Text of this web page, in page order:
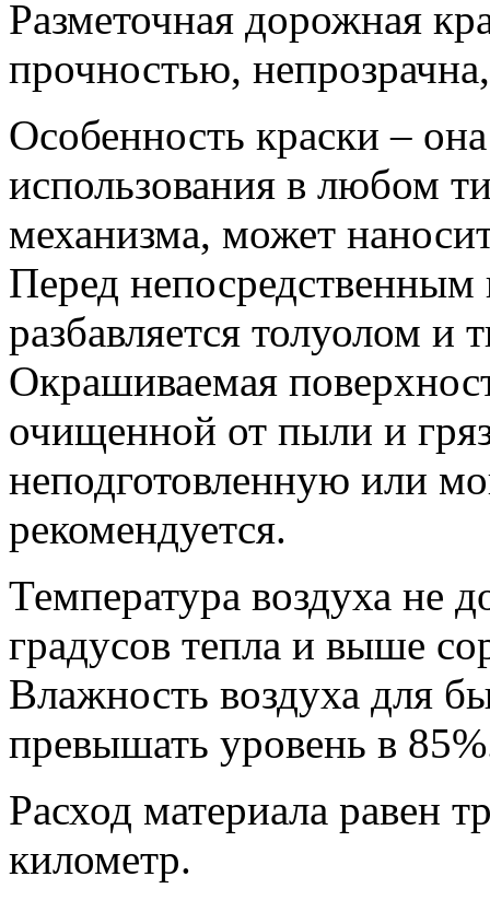
Разметочная дорожная
прочностью,
Особенность краски –
использования в любом
механизма, может
Перед непосредственным
разбавляется толуолом и
Окрашиваемая
очищенной от пыли и
неподготовленную или
рекомендуется.
Температура воздуха не
градусов тепла и выше
Влажность воздуха для
превышать уровень в
Расход материала равен
километр.